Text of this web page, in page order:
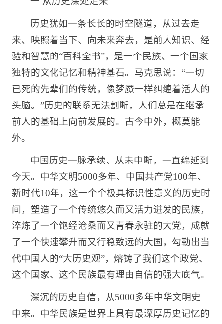
历史犹如一条长长的时空隧道，从过去走
来、映照着当下、向未来奔去，是前人知识、经
验和智慧的“百科全书”，是一个民族、一个国家
独特的文化记忆和精神基石。马克思说：“一切
已死的先辈们的传统，像梦魇一样纠缠着活人的
头脑。”历史的联系无法割断，人们总是在继承
前人的基础上向前发展的。古今中外，概莫能
外。
中国历史一脉承续、从未中断，一直绵延到
今天。中华文明5000多年、中国共产党100年、
新时代10年，这一个个极具标识性意义的历史时
间，塑造了一个传统悠久而又活力迸发的民族，
淬炼了一个饱经沧桑而又青春永驻的大党，成就
了一个快速攀升而又行稳致远的大国，勾勒出当
代中国人的“大历史观”，熔铸了我们这个政党、
这个国家、这个民族最有理由自信的强大底气。
深沉的历史自信，从5000多年中华文明史
中来。中华民族是世界上具有最深厚历史记忆的